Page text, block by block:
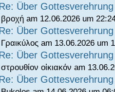
Über Gottesverehrung
βροχή am 12.06.2026 um
Über Gottesverehrung
Γραικύλος am 13.06.2026 um
Über Gottesverehrung
στρουθίον οἰκιακόν am
Über Gottesverehrung